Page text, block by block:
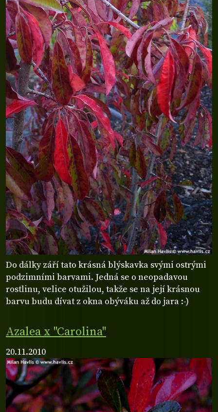
Do dálky září tato krásná blýskavka svými ostrými
podzimními barvami. Jedná se o neopadavou
rostlinu, velice otužilou, takže se na její krásnou
barvu budu dívat z okna obýváku až do jara :-)
Azalea x "Carolina"
20.11.2010